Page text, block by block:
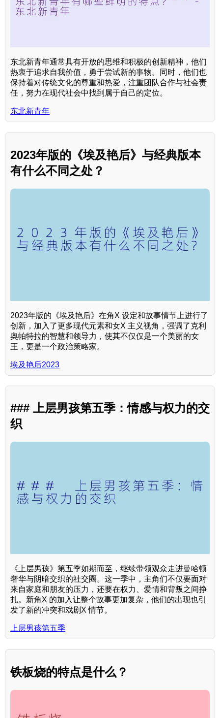
东北新青年通常具有开放的思维和积极的创新精神，他们
热衷于追求自我价值，勇于尝试新的事物。同时，他们也
保持着对传统文化的尊重和热爱，注重团队合作与社会责
任，努力在现代社会中找到属于自己的定位。
东北新青年
2023年版的《埃及艳后》与经典版本
有什么不同之处？
2023年版的《埃及艳后》在角X 设定和故事情节上进行了
创新，加入了更多现代元素和女X 主义视角，强调了克利
奥帕特拉的智慧和领导力，使其不仅仅是一个美丽的女
王，更是一个政治策略家。
埃及艳后2023
### 上层男孩第五季：情感与权力的交
织
《上层男孩》第五季如期而至，继续带领观众走进曼哈顿
奢华与阴暗交织的社交圈。这一季中，主角们不仅要面对
来自家庭和朋友的压力，还要在权力、爱情和背叛之间挣
扎。新角X 的加入让整个故事更加复杂，他们的出现也引
发了新的冲突和戏剧X 情节。
上层男孩第五季
铁板烧的特点是什么？